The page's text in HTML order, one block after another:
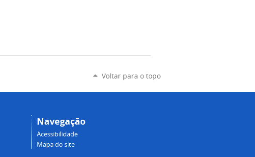
Voltar para o topo
Navegação
Acessibilidade
Mapa do site